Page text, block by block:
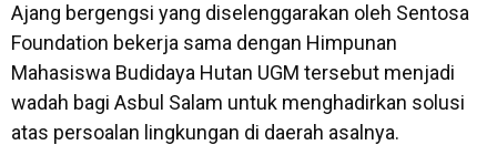
Ajang bergengsi yang diselenggarakan oleh Sentosa
Foundation bekerja sama dengan Himpunan
Mahasiswa Budidaya Hutan UGM tersebut menjadi
wadah bagi Asbul Salam untuk menghadirkan solusi
atas persoalan lingkungan di daerah asalnya.